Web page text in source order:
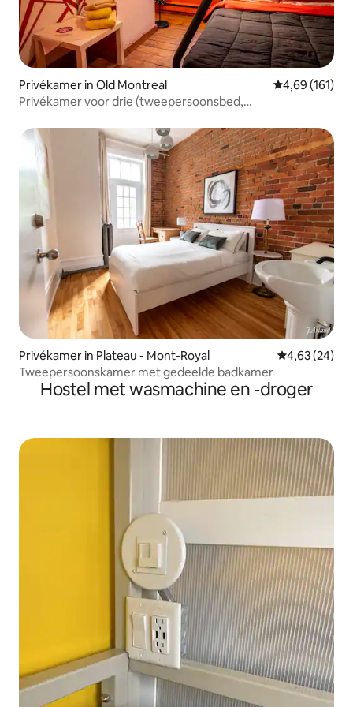
Privékamer in Old Montreal Gemiddelde
4,69 (161)
Privékamer voor drie (tweepersoonsbed,
Privékamer in Plateau - Mont-Royal Gemiddelde
4,63 (24)
Tweepersoonskamer met gedeelde badkamer
Hostel met wasmachine en -droger